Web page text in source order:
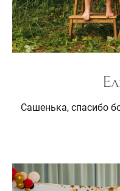
Сашенька, спасибо